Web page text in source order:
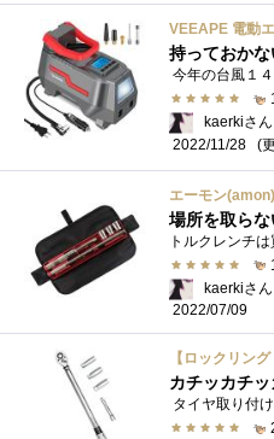
持っておか
kaerkiさん
2022/11/28
(
場所を取ら
kaerkiさん
2022/07/09
カチッカチッ